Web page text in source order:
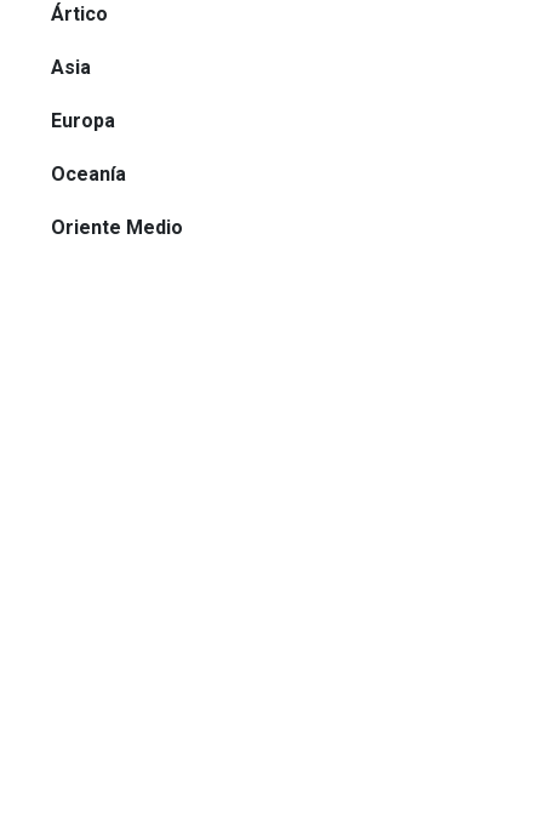
Ártico
Asia
Europa
Oceanía
Oriente Medio